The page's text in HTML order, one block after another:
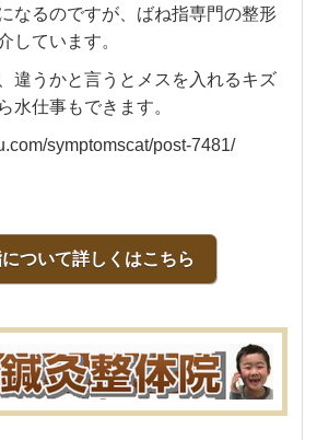
なるのですが、ばね指専門の整形
しています。
違うかと言うとメスを入れるキズ
水仕事もできます。
symptomscat/post-7481/
ついて詳しくはこちら